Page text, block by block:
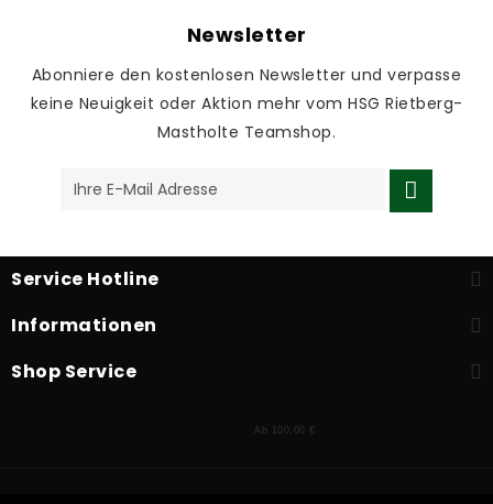
Newsletter
Abonniere den kostenlosen Newsletter und verpasse
keine Neuigkeit oder Aktion mehr vom HSG Rietberg-
Mastholte Teamshop.
Service Hotline
Informationen
Shop Service
Ab 100,00 €